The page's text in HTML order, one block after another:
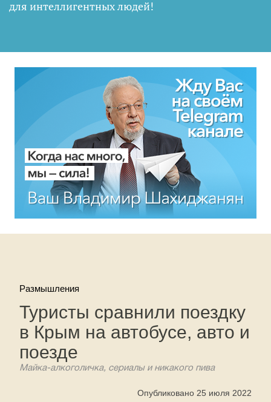
для интеллигентных людей!
Размышления
Туристы сравнили поездку
в Крым на автобусе, авто и
поезде
Майка-алкоголичка, сериалы и никакого пива
Опубликовано 25 июля 2022